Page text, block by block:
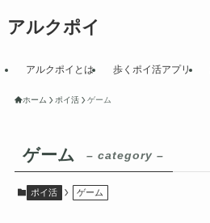
アルクポイ
アルクポイとは 歩くポイ活アプリ
ホーム ポイ活 ゲーム
ゲーム – category –
ポイ活 ゲーム